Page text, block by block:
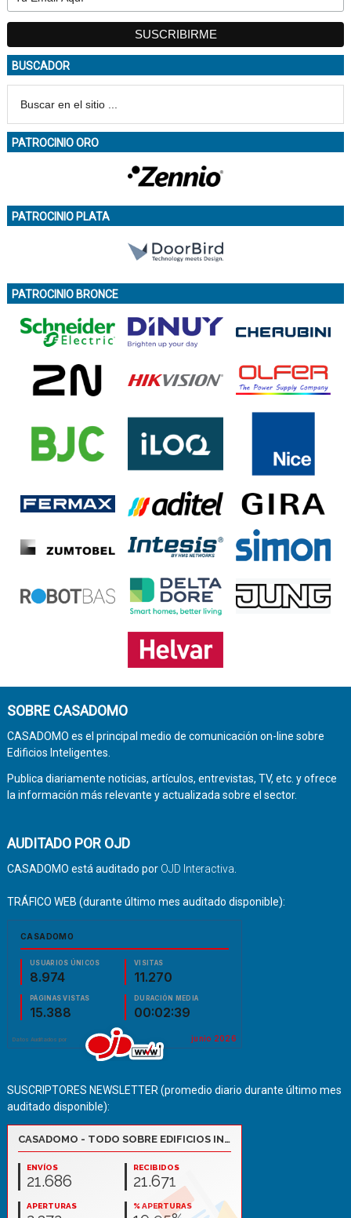
BUSCADOR
PATROCINIO ORO
PATROCINIO PLATA
PATROCINIO BRONCE
SOBRE CASADOMO
CASADOMO es el principal medio de comunicación on-line sobre
Edificios Inteligentes.
Publica diariamente noticias, artículos, entrevistas, TV, etc. y ofrece
la información más relevante y actualizada sobre el sector.
AUDITADO POR OJD
CASADOMO está auditado por OJD Interactiva
TRÁFICO WEB (durante último mes auditado disponible):
SUSCRIPTORES NEWSLETTER (promedio diario durante último mes
auditado disponible):